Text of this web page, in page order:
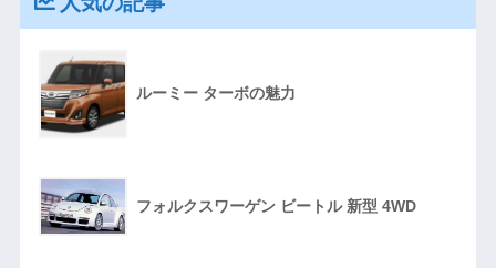
ルーミー ターボの魅力
フォルクスワーゲン ビートル 新型 4WD